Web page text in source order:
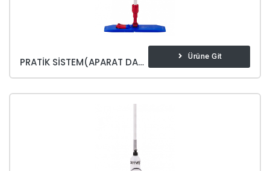
PRATIK SISTEM(APARAT DAHIL) Ürüne Git